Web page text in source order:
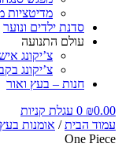
מדיטציות
סדנת ילדים ונוער
עולם התנועה
צ’יקונג
צ’יקונג
חנות – בעץ ואור
₪0.00
0 עגלת קניות
עמוד הבית/ אומנות
One Piece